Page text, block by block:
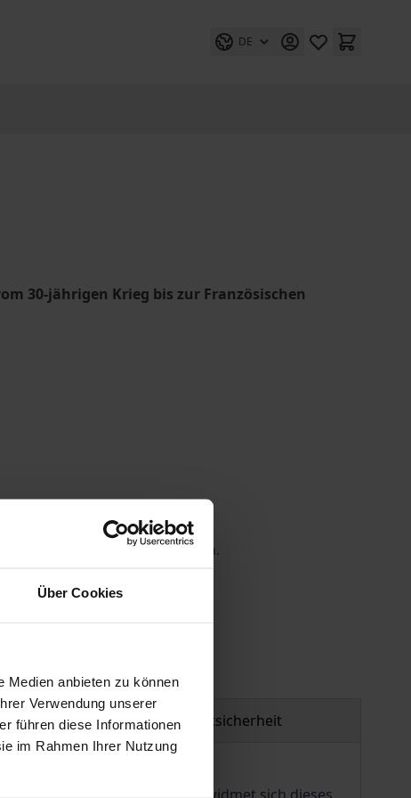
Über Cookies
Medien anbieten zu können
Verwendung unserer
führen diese Informationen
im Rahmen Ihrer Nutzung
DE
30-jährigen Krieg bis zur Französischen
die MwSt. an der Kasse variieren.
Produktsicherheit